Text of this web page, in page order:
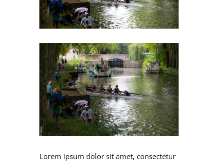
Lorem ipsum dolor sit amet, consectetur